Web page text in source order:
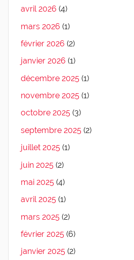
avril 2026 (4)
mars 2026 (1)
février 2026 (2)
janvier 2026 (1)
décembre 2025 (1)
novembre 2025 (1)
octobre 2025 (3)
septembre 2025 (2)
juillet 2025 (1)
juin 2025 (2)
mai 2025 (4)
avril 2025 (1)
mars 2025 (2)
février 2025 (6)
janvier 2025 (2)